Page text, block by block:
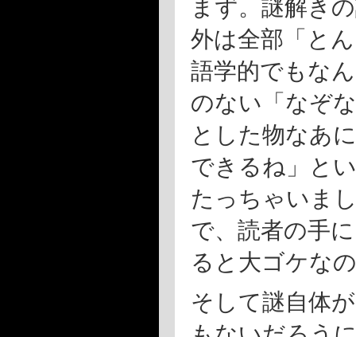
まず。謎解き
外は全部「と
語学的でもな
のない「なぞ
とした物なあ
できるね」と
たっちゃいま
で、読者の手
ると大ゴケな
そして謎自体